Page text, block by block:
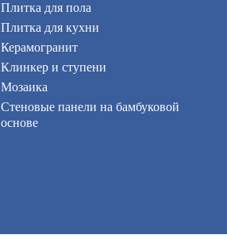
Плитка для пола
Плитка для кухни
Керамогранит
Клинкер и ступени
Мозаика
Стеновые панели на бамбуковой
основе